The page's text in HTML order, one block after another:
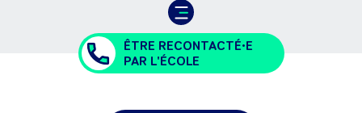
ÊTRE RECONTACTÉ•E
PAR L'ÉCOLE